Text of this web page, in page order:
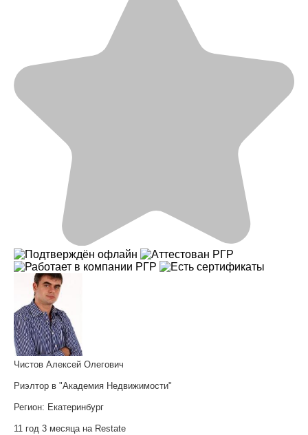
Чистов Алексей Олегович
Риэлтор в "Академия Недвижимости"
Регион: Екатеринбург
11 год 3 месяца на Restate